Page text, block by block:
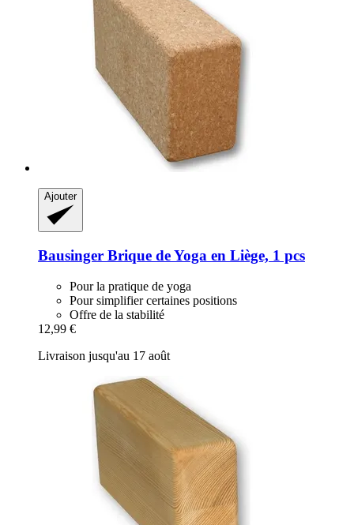
Ajouter
Bausinger Brique de Yoga en Liège, 1 pcs
Pour la pratique de yoga
Pour simplifier certaines positions
Offre de la stabilité
12,99 €
Livraison jusqu'au 17 août